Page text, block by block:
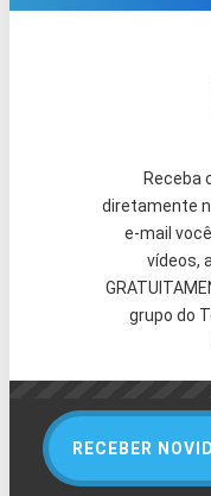
Receba
diretamente
e-mail
vídeos,
grupo do
RECEBER